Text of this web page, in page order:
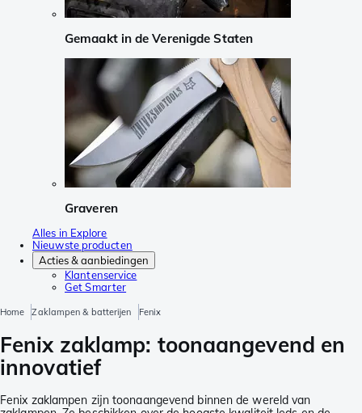
Gemaakt in de Verenigde Staten
Graveren
Alles in Explore
Nieuwste producten
Acties & aanbiedingen
Klantenservice
Get Smarter
Home Zaklampen & batterijen Fenix
Fenix zaklamp: toonaangevend en
innovatief
Fenix zaklampen zijn toonaangevend binnen de wereld van